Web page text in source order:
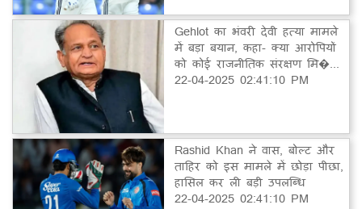
Gehlot का भंवरी देवी हत्या मामले
में बड़ा बयान, कहा- क्या आरोपियों
को कोई राजनीतिक संरक्षण मि�...
22-04-2025 02:41:10 PM
Rashid Khan ने वास, बोल्ट और
ताहिर को इस मामले में छोड़ा पीछा,
हासिल कर ली बड़ी उपलब्धि
22-04-2025 02:41:10 PM